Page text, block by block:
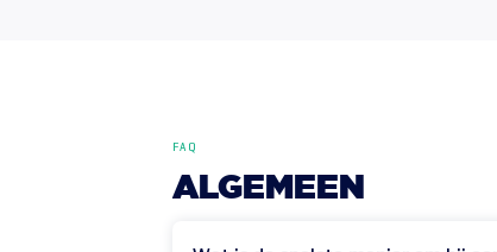
FAQ
ALGEMEEN